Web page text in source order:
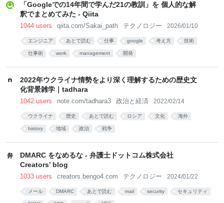
「Googleでの14年間で学んだ21の教訓」を 個人的な解
釈でまとめてみた - Qiita
1044 users qiita.com/Sakai_path テクノロジー 2026/01/10
エンジニア あとで読む 仕事 google 考え方 技術
仕事術 work management 開発
2022年ウクライナ情勢をより深く理解するための歴史文
化背景雑学｜tadhara
1042 users note.com/tadhara3 政治と経済 2022/02/14
ウクライナ 歴史 あとで読む ロシア 文化 海外
history 地域 政治 戦争
DMARC をなめるな - 弁護士ドットコム株式会社
Creators’ blog
1033 users creators.bengo4.com テクノロジー 2024/01/22
メール DMARC あとで読む mail security セキュリティ